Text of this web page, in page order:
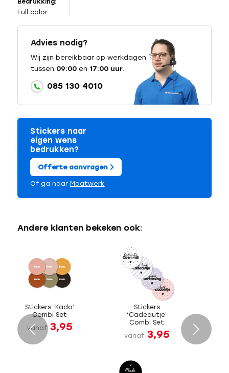
Bedrukking:
Full color
Advies nodig?
Wij zijn bereikbaar op werkdagen
tussen 09:00en 17:00 uur.
085 130 4010
Stickers naar
eigen wens
bedrukken?
Offerte aanvragen
Of ga naar Maatwerk
Andere klanten bekeken ook:
Stickers ‘Kado’
Combi Set
vanaf 3,95
Stickers
‘Cadeautje’
Combi Set
vanaf 3,95
Volgende